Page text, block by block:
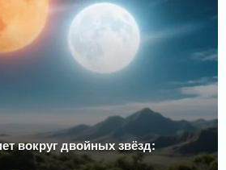
вокруг двойных звёзд: